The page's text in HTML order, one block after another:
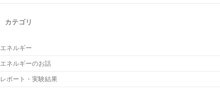
カテゴリ
エネルギー
エネルギーのお話
レポート・実験結果